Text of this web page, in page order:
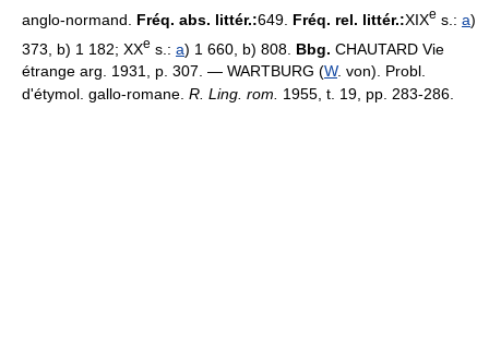
anglo-normand. Fréq. abs. littér.:649. Fréq. rel. littér.:XIXe s.: a)
373, b) 1 182; XXe s.: a) 1 660, b) 808. Bbg. CHAUTARD Vie
étrange arg. 1931, p. 307. — WARTBURG (W. von). Probl.
d'étymol. gallo-romane. R. Ling. rom. 1955, t. 19, pp. 283-286.